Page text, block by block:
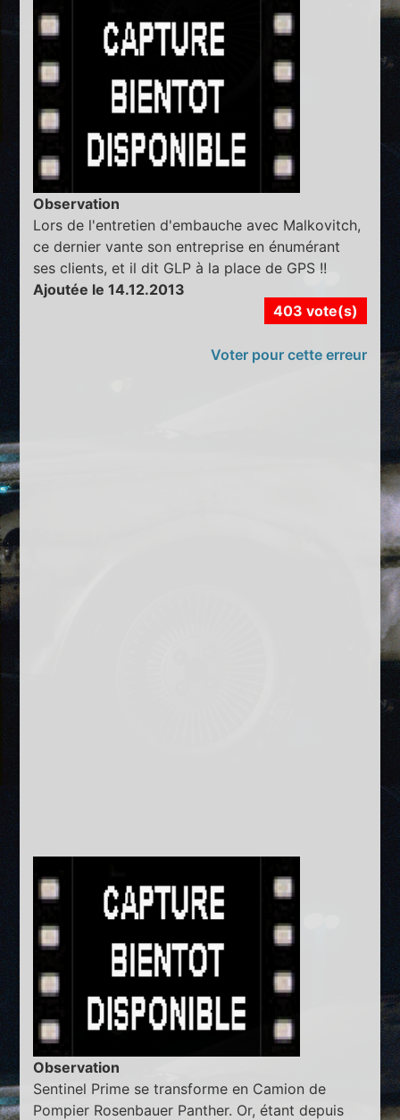
Observation
Lors de l'entretien d'embauche avec Malkovitch,
ce dernier vante son entreprise en énumérant
ses clients, et il dit GLP à la place de GPS !!
Ajoutée le 14.12.2013
403 vote(s)
Voter pour cette erreur
Observation
Sentinel Prime se transforme en Camion de
Pompier Rosenbauer Panther. Or, étant depuis